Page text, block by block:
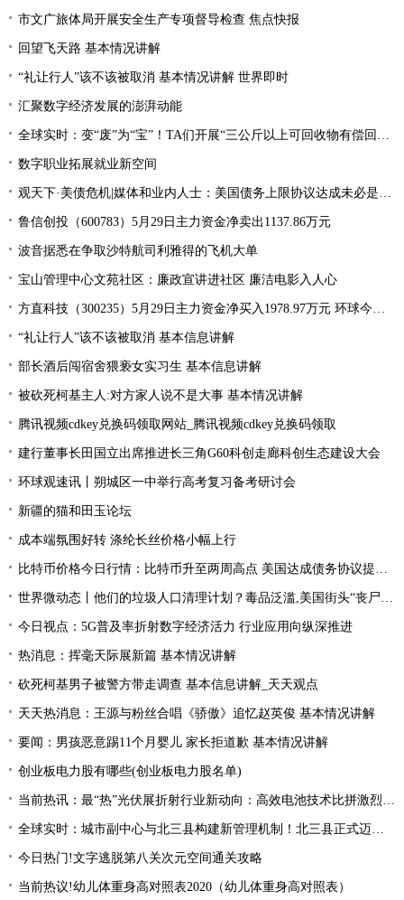
市文广旅体局开展安全生产专项督导检查 焦点快报
回望飞天路 基本情况讲解
“礼让行人”该不该被取消 基本情况讲解 世界即时
汇聚数字经济发展的澎湃动能
全球实时：变“废”为“宝”！TA们开展“三公斤以上可回收物有偿回收”宣传活动
数字职业拓展就业新空间
观天下·美债危机|媒体和业内人士：美国债务上限协议达成未必是“好消息”
鲁信创投（600783）5月29日主力资金净卖出1137.86万元
波音据悉在争取沙特航司利雅得的飞机大单
宝山管理中心文苑社区：廉政宣讲进社区 廉洁电影入人心
方直科技（300235）5月29日主力资金净买入1978.97万元 环球今亮点
“礼让行人”该不该被取消 基本信息讲解
部长酒后闯宿舍猥亵女实习生 基本信息讲解
被砍死柯基主人:对方家人说不是大事 基本情况讲解
腾讯视频cdkey兑换码领取网站_腾讯视频cdkey兑换码领取
建行董事长田国立出席推进长三角G60科创走廊科创生态建设大会
环球观速讯丨朔城区一中举行高考复习备考研讨会
新疆的猫和田玉论坛
成本端氛围好转 涤纶长丝价格小幅上行
比特币价格今日行情：比特币升至两周高点 美国达成债务协议提振风险偏好
世界微动态丨他们的垃圾人口清理计划？毒品泛滥,美国街头“丧尸”遍地 白宫:新兴威胁
今日视点：5G普及率折射数字经济活力 行业应用向纵深推进
热消息：挥毫天际展新篇 基本情况讲解
砍死柯基男子被警方带走调查 基本信息讲解_天天观点
天天热消息：王源与粉丝合唱《骄傲》追忆赵英俊 基本情况讲解
要闻：男孩恶意踢11个月婴儿 家长拒道歉 基本情况讲解
创业板电力股有哪些(创业板电力股名单)
当前热讯：最“热”光伏展折射行业新动向：高效电池技术比拼激烈 光伏厂商掘金第二赛道
全球实时：城市副中心与北三县构建新管理机制！北三县正式迈入“北京管理”时代！
今日热门!文字逃脱第八关次元空间通关攻略
当前热议!幼儿体重身高对照表2020（幼儿体重身高对照表）